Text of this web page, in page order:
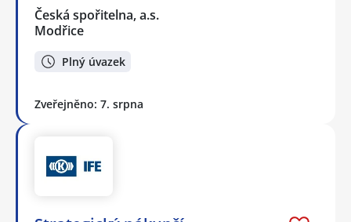
Česká spořitelna, a.s.
Modřice
Plný úvazek
Zveřejněno: 7. srpna